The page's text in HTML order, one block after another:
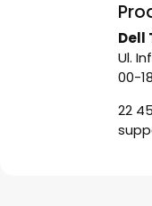
Dell
Ul.
00-
22